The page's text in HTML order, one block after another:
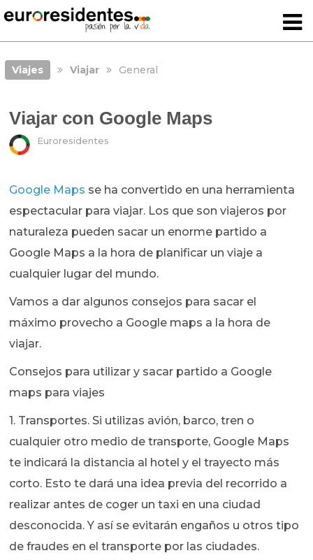
Viajes Viajar General
Viajar con Google Maps
Euroresidentes
Google Maps se ha convertido en una herramienta
espectacular para viajar. Los que son viajeros por
naturaleza pueden sacar un enorme partido a
Google Maps a la hora de planificar un viaje a
cualquier lugar del mundo.
Vamos a dar algunos consejos para sacar el
máximo provecho a Google maps a la hora de
viajar.
Consejos para utilizar y sacar partido a Google
maps para viajes
1. Transportes. Si utilizas avión, barco, tren o
cualquier otro medio de transporte, Google Maps
te indicará la distancia al hotel y el trayecto más
corto. Esto te dará una idea previa del recorrido a
realizar antes de coger un taxi en una ciudad
desconocida. Y así se evitarán engaños u otros tipo
de fraudes en el transporte por las ciudades.